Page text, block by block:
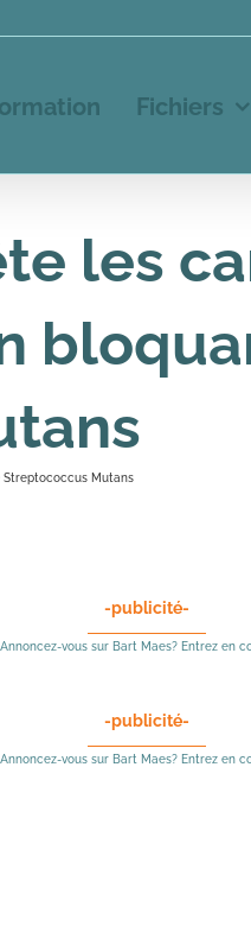
Fichiers
les
Streptococcus Mutans
-publicité-
Annoncez-vous sur Bart Maes? Entrez en
-publicité-
Annoncez-vous sur Bart Maes? Entrez en